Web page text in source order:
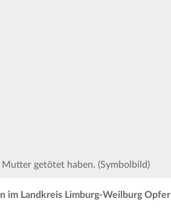
Mutter getötet haben. (Symbolbild)
im Landkreis Limburg-Weilburg Opfer